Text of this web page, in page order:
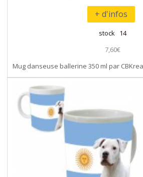
+ d'infos
stock 14
7,60€
Mug danseuse ballerine 350 ml par